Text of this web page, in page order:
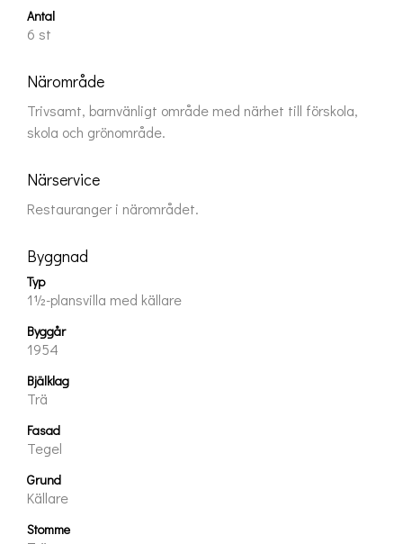
Antal
6 st
Närområde
Trivsamt, barnvänligt område med närhet till förskola,
skola och grönområde.
Närservice
Restauranger i närområdet.
Byggnad
Typ
1½-plansvilla med källare
Byggår
1954
Bjälklag
Trä
Fasad
Tegel
Grund
Källare
Stomme